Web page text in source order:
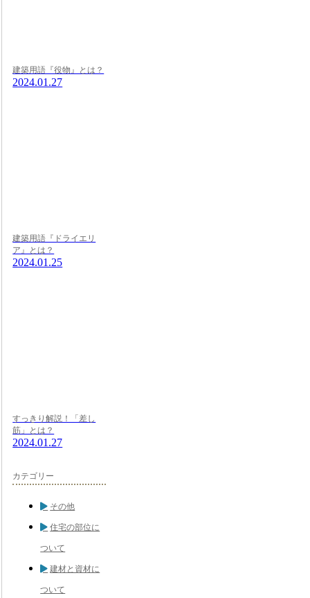
建築用語『役物』とは？
2024.01.27
建築用語『ドライエリ
ア』とは？
2024.01.25
すっきり解説！「差し
筋」とは？
2024.01.27
カテゴリー
その他
住宅の部位に
ついて
建材と資材に
ついて